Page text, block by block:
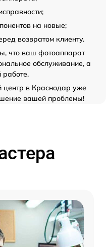
на новые;
возвратом клиенту.
что ваш фотоаппарат
обслуживание, а
в Краснодар уже
вашей проблемы!